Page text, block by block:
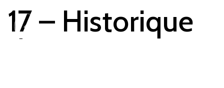
17 – Historique
de Königstein